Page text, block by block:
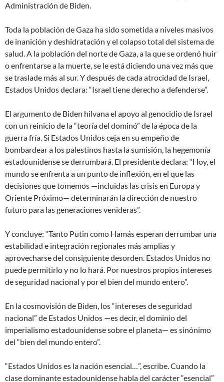
Administración de Biden.
Toda la población de Gaza ha sido sometida a niveles masivos
de inanición y deshidratación y el colapso total del sistema de
salud. A la población del norte de Gaza, a la que se ordenó huir
o enfrentarse a la muerte, se le está diciendo una vez más que
se traslade más al sur. Y después de cada atrocidad de Israel,
Estados Unidos declara: “Israel tiene derecho a defenderse”.
El argumento de Biden hilvana el apoyo al genocidio de Israel
con un reinicio de la “teoría del dominó” de la época de la
guerra fría. Si Estados Unidos ceja en su empeño de
bombardear a los palestinos hasta la sumisión, la hegemonía
estadounidense se derrumbará. El presidente declara: “Hoy, el
mundo se enfrenta a un punto de inflexión, en el que las
decisiones que tomemos —incluidas las crisis en Europa y
Oriente Próximo— determinarán la dirección de nuestro
futuro para las generaciones venideras”.
Y concluye: “Tanto Putin como Hamás esperan derrumbar una
estabilidad e integración regionales más amplias y
aprovecharse del consiguiente desorden. Estados Unidos no
puede permitirlo y no lo hará. Por nuestros propios intereses
de seguridad nacional y por el bien del mundo entero”.
En la cosmovisión de Biden, los “intereses de seguridad
nacional” de Estados Unidos —es decir, el dominio del
imperialismo estadounidense sobre el planeta— es sinónimo
del “bien del mundo entero”.
“Estados Unidos es la nación esencial…”, escribe. Cuando la
clase dominante estadounidense habla del carácter “esencial”